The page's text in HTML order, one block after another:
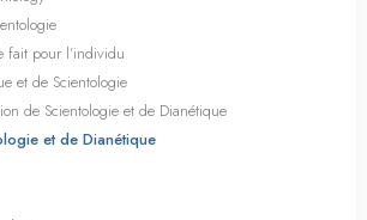
fait pour l’individu
et de Scientologie
de Scientologie et de Dianétique
et de Dianétique